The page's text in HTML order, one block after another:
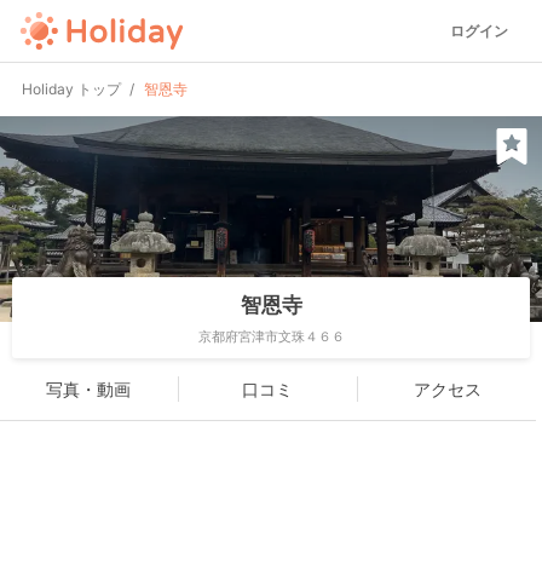
ログイン
Holiday トップ 智恩寺
智恩寺
京都府宮津市文珠４６６
写真・動画 口コミ アクセス